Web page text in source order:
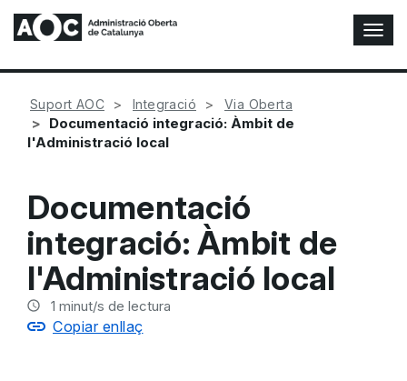
A
l
t
Suport AOC Integració Via Oberta
Documentació integració: Àmbit de
l'Administració local
Documentació
integració: Àmbit de
l'Administració local
1 minut/s de lectura
Copiar enllaç